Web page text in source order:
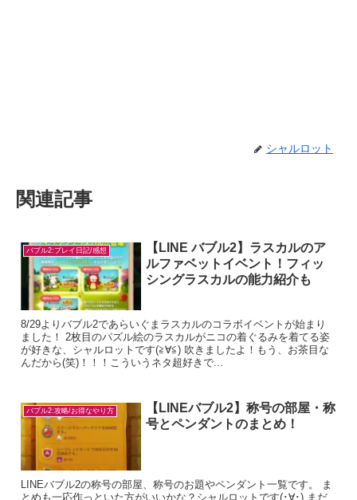
シャルロット
関連記事
バブル2:プレイ日記/感想
【LINE バブル2】ラスカルのア
ルファベットイベント！フィッ
シングラスカルの能力紹介も
8/29よりバブル2であらいぐまラスカルのコラボイベントが始まり
ました！ 2枚目のパズル絵のラスカルがニコの着ぐるみを着てる姿
が好きな、シャルロットです(≧∀≦) 吹きましたよ！もう、お茶目な
んだから(笑)！！！こういうネタ超好きで...
バブル2:攻略/お得なやり方
【LINEバブル2】称号の部屋・称
号とペンダントのまとめ！
LINEバブル2の称号の部屋、称号のお題やペンダント一覧です。 ま
とめも一応作っといた方がいいかな？シャルロットです(･∀･) まだ